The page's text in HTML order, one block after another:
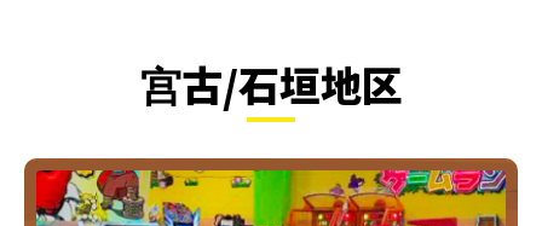
宫古/石垣地区